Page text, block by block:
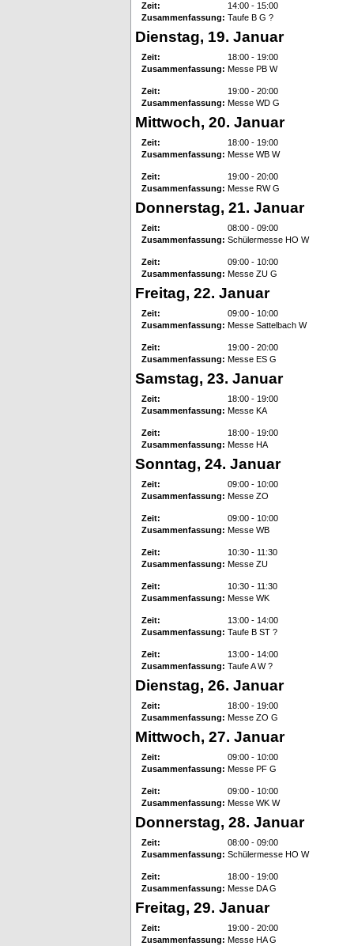
Zeit:
14:00 - 15:00
Zusammenfassung: Taufe B G ?
Dienstag, 19. Januar
Zeit:
18:00 - 19:00
Zusammenfassung: Messe PB W
Zeit:
19:00 - 20:00
Zusammenfassung: Messe WD G
Mittwoch, 20. Januar
Zeit:
18:00 - 19:00
Zusammenfassung: Messe WB W
Zeit:
19:00 - 20:00
Zusammenfassung: Messe RW G
Donnerstag, 21. Januar
Zeit:
08:00 - 09:00
Zusammenfassung: Schülermesse HO W
Zeit:
09:00 - 10:00
Zusammenfassung: Messe ZU G
Freitag, 22. Januar
Zeit:
09:00 - 10:00
Zusammenfassung: Messe Sattelbach W
Zeit:
19:00 - 20:00
Zusammenfassung: Messe ES G
Samstag, 23. Januar
Zeit:
18:00 - 19:00
Zusammenfassung: Messe KA
Zeit:
18:00 - 19:00
Zusammenfassung: Messe HA
Sonntag, 24. Januar
Zeit:
09:00 - 10:00
Zusammenfassung: Messe ZO
Zeit:
09:00 - 10:00
Zusammenfassung: Messe WB
Zeit:
10:30 - 11:30
Zusammenfassung: Messe ZU
Zeit:
10:30 - 11:30
Zusammenfassung: Messe WK
Zeit:
13:00 - 14:00
Zusammenfassung: Taufe B ST ?
Zeit:
13:00 - 14:00
Zusammenfassung: Taufe A W ?
Dienstag, 26. Januar
Zeit:
18:00 - 19:00
Zusammenfassung: Messe ZO G
Mittwoch, 27. Januar
Zeit:
09:00 - 10:00
Zusammenfassung: Messe PF G
Zeit:
09:00 - 10:00
Zusammenfassung: Messe WK W
Donnerstag, 28. Januar
Zeit:
08:00 - 09:00
Zusammenfassung: Schülermesse HO W
Zeit:
18:00 - 19:00
Zusammenfassung: Messe DA G
Freitag, 29. Januar
Zeit:
19:00 - 20:00
Zusammenfassung: Messe HA G